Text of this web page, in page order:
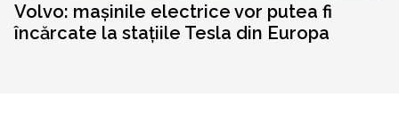
Volvo: mașinile electrice vor putea fi
încărcate la stațiile Tesla din Europa